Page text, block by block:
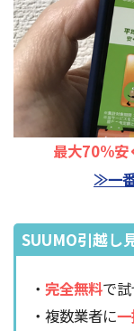
最大70%安
≫一
SUUMO引越し
・完全無料で
・複数業者に